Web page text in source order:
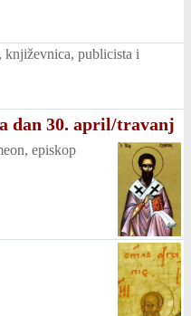
književnica, publicista i
dan 30. april/travanj
episkop